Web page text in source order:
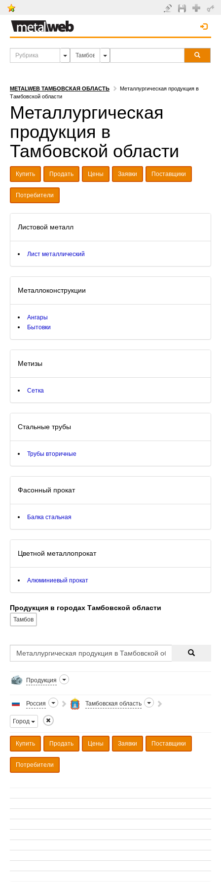
METALWEB ТАМБОВСКАЯ ОБЛАСТЬ
Металлургическая продукция в
Тамбовской области
Металлургическая
продукция в
Тамбовской области
Купить Продать Цены Заявки Поставщики
Потребители
Листовой металл
Лист металлический
Металлоконструкции
Ангары
Бытовки
Метизы
Сетка
Стальные трубы
Трубы вторичные
Фасонный прокат
Балка стальная
Цветной металлопрокат
Алюминиевый прокат
Продукция в городах Тамбовской области
Тамбов
Продукция
Россия Тамбовская область
Город
Купить Продать Цены Заявки Поставщики
Потребители